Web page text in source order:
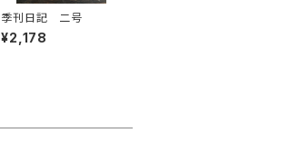
季刊日記 二号
¥2,178